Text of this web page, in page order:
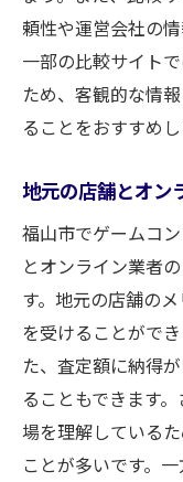
頼性や運営会社の
一部の比較サイト
ため、客観的な情
ることをおすすめし
地元の店舗とオン
福山市でゲームコ
とオンライン業者
す。地元の店舗の
を受けることがで
た、査定額に納得
ることもできます
場を理解している
ことが多いです。